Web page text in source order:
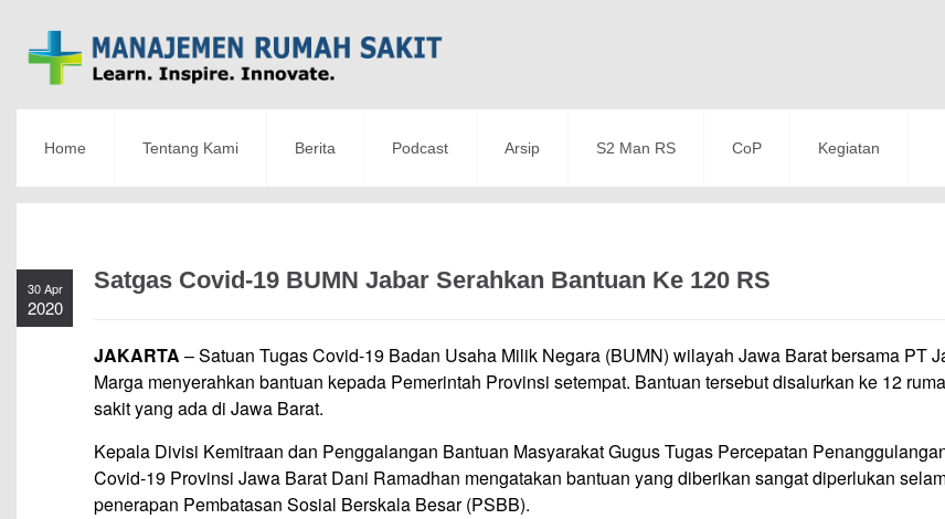
Home Tentang Kami Berita Podcast Arsip S2 Man RS CoP Kegiatan
30 Apr
2020
Satgas Covid-19 BUMN Jabar Serahkan Bantuan Ke 120 RS
JAKARTA – Satuan Tugas Covid-19 Badan Usaha Milik Negara (BUMN) wilayah Jawa Barat bersama PT
Marga menyerahkan bantuan kepada Pemerintah Provinsi setempat. Bantuan tersebut disalurkan ke 12
sakit yang ada di Jawa Barat.
Kepala Divisi Kemitraan dan Penggalangan Bantuan Masyarakat Gugus Tugas Percepatan
Covid-19 Provinsi Jawa Barat Dani Ramadhan mengatakan bantuan yang diberikan sangat diperlukan
penerapan Pembatasan Sosial Berskala Besar (PSBB).